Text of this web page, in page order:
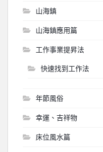
山海鎮
山海鎮應用篇
工作事業提昇法
快速找到工作法
年節風俗
幸運、吉祥物
床位風水篇